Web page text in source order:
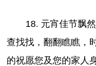
18. 元宵佳节飘
查找找，翻翻瞧瞧，
的祝愿您及您的家人